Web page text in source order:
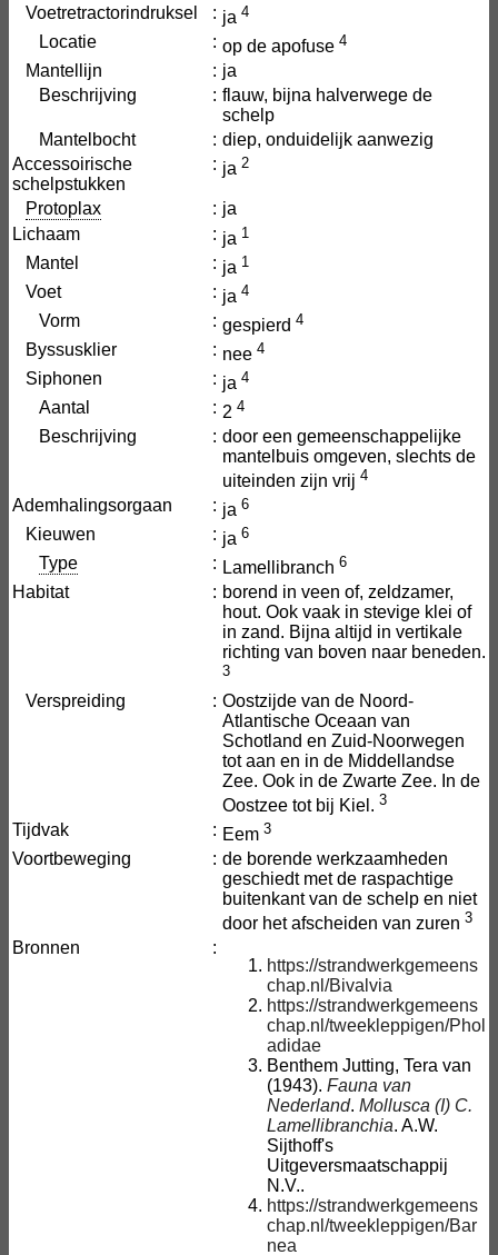
Voetretractorindruksel : ja 4
Locatie : op de apofuse 4
Mantellijn : ja
Beschrijving
: flauw, bijna halverwege de
schelp
Mantelbocht
: diep, onduidelijk aanwezig
Accessoirische
schelpstukken
: ja 2
Protoplax : ja
Lichaam
: ja 1
Mantel : ja 1
Voet : ja 4
Vorm : gespierd 4
Byssusklier : nee 4
Siphonen : ja 4
Aantal : 2 4
Beschrijving : door een gemeenschappelijke
mantelbuis omgeven, slechts de
uiteinden zijn vrij 4
Ademhalingsorgaan : ja 6
Kieuwen : ja 6
Type : Lamellibranch 6
Habitat : borend in veen of, zeldzamer,
hout. Ook vaak in stevige klei of
in zand. Bijna altijd in vertikale
richting van boven naar beneden.
3
Verspreiding : Oostzijde van de Noord-
Atlantische Oceaan van
Schotland en Zuid-Noorwegen
tot aan en in de Middellandse
Zee. Ook in de Zwarte Zee. In de
Oostzee tot bij Kiel. 3
Tijdvak : Eem 3
Voortbeweging : de borende werkzaamheden
geschiedt met de raspachtige
buitenkant van de schelp en niet
door het afscheiden van zuren 3
Bronnen
:
https://strandwerkgemeens
chap.nl/Bivalvia
https://strandwerkgemeens
chap.nl/tweekleppigen/Phol
adidae
Benthem Jutting, Tera van
(1943). Fauna van
Nederland. Mollusca (I) C.
Lamellibranchia. A.W.
Sijthoff's
Uitgeversmaatschappij
N.V..
https://strandwerkgemeens
chap.nl/tweekleppigen/Bar
nea